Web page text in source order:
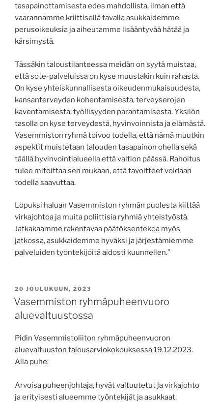
tasapainottamisesta edes mahdollista, ilman että
vaarannamme kriittisellä tavalla asukkaidemme
perusoikeuksia ja aiheutamme lisääntyvää hätää ja
kärsimystä.
Tässäkin taloustilanteessa meidän on syytä muistaa,
että sote-palveluissa on kyse muustakin kuin rahasta.
On kyse yhteiskunnallisesta oikeudenmukaisuudesta,
kansanterveyden kohentamisesta, terveyserojen
kaventamisesta, työllisyyden parantamisesta. Yksilön
tasolla on kyse terveydestä, hyvinvoinnista ja elämästä.
Vasemmiston ryhmä toivoo todella, että nämä muutkin
aspektit muistetaan talouden tasapainon ohella sekä
täällä hyvinvointialueella että valtion päässä. Rahoitus
tulee mitoittaa sen mukaan, että tavoitteet voidaan
todella saavuttaa.
Lopuksi haluan Vasemmiston ryhmän puolesta kiittää
virkajohtoa ja muita poliittisia ryhmiä yhteistyöstä.
Jatkakaamme rakentavaa päätöksentekoa myös
jatkossa, asukkaidemme hyväksi ja järjestämiemme
palveluiden työntekijöitä aidosti kuunnellen.”
JULKAISTU
20 JOULUKUUN, 2023
Vasemmiston ryhmäpuheenvuoro
aluevaltuustossa
Pidin Vasemmistoliiton ryhmäpuheenvuoron
aluevaltuuston talousarviokokouksessa 19.12.2023.
Alla puhe:
Arvoisa puheenjohtaja, hyvät valtuutetut ja virkajohto
ja erityisesti alueemme työntekijät ja asukkaat.